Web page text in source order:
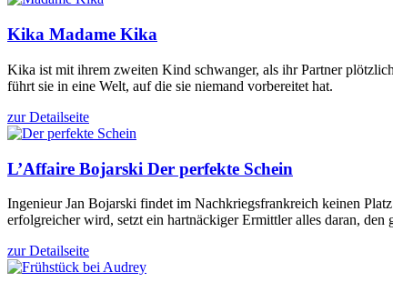
Kika Madame Kika
Kika ist mit ihrem zweiten Kind schwanger, als ihr Partner
führt sie in eine Welt, auf die sie niemand vorbereitet hat.
zur Detailseite
L’Affaire Bojarski Der perfekte Schein
Ingenieur Jan Bojarski findet im Nachkriegsfrankreich keinen
erfolgreicher wird, setzt ein hartnäckiger Ermittler alles daran, den
zur Detailseite